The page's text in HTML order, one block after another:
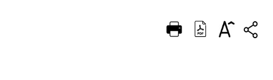
DEUTSCH